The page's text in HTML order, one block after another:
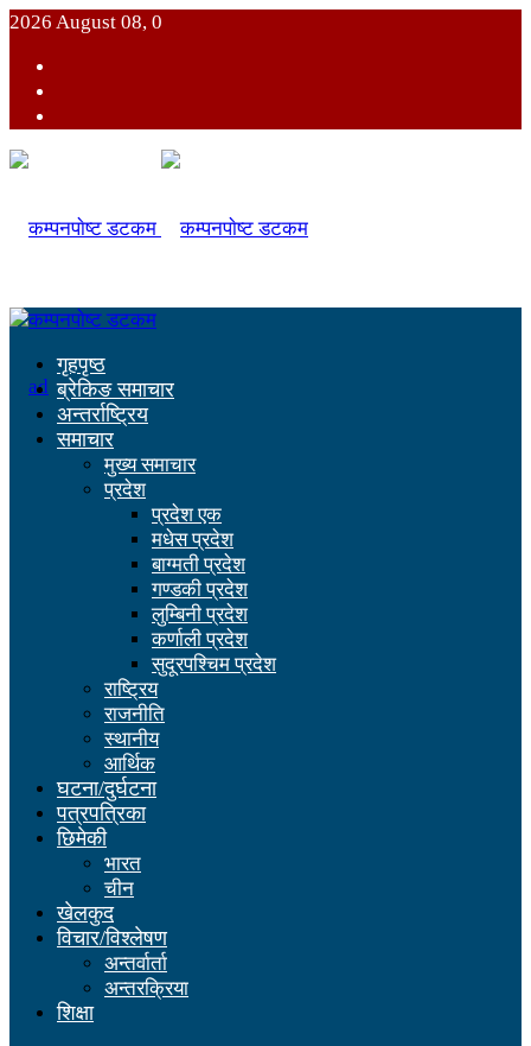
2026 August 08, 0
गृहपृष्ठ
ब्रेकिङ समाचार
अन्तर्राष्ट्रिय
समाचार
मुख्य समाचार
प्रदेश
प्रदेश एक
मधेस प्रदेश
बाग्मती प्रदेश
गण्डकी प्रदेश
लुम्बिनी प्रदेश
कर्णाली प्रदेश
सुदूरपश्चिम प्रदेश
राष्ट्रिय
राजनीति
स्थानीय
आर्थिक
घटना/दुर्घटना
पत्रपत्रिका
छिमेकी
भारत
चीन
खेलकुद
विचार/विश्लेषण
अन्तर्वार्ता
अन्तरक्रिया
शिक्षा